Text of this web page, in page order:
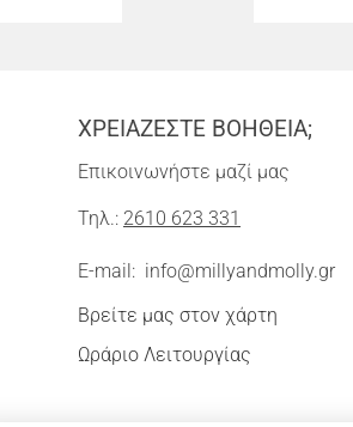
ΧΡΕΙΑΖΕΣΤΕ ΒΟΗΘΕΙΑ;
Επικοινωνήστε μαζί μας
Τηλ.: 2610 623 331
E-mail: info@millyandmolly.gr
Βρείτε μας στον χάρτη
Ωράριο Λειτουργίας